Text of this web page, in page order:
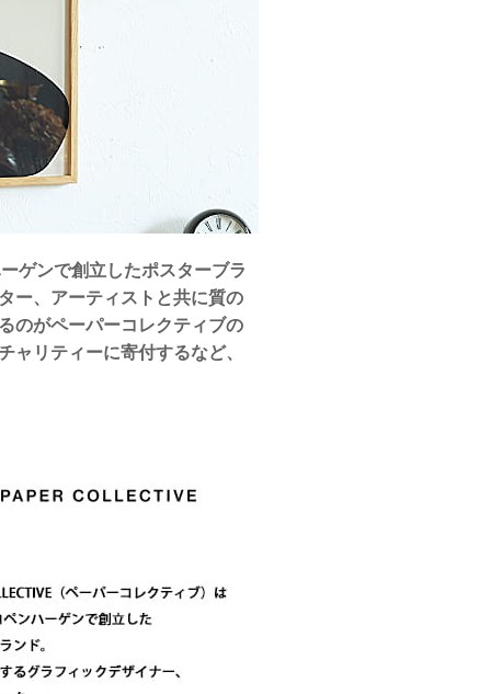
ゲンで創立したポスターブラ
ー、アーティストと共に質の
のがペーパーコレクティブの
ャリティーに寄付するなど、